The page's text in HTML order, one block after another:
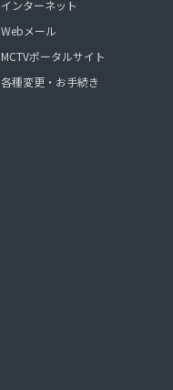
インターネット
Webメール
MCTVポータルサイト
各種変更・お手続き